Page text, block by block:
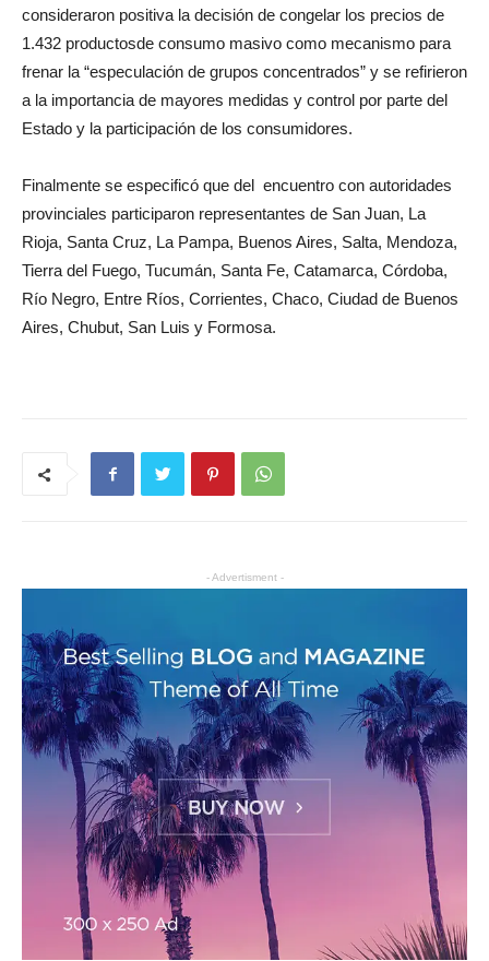
consideraron positiva la decisión de congelar los precios de
1.432 productosde consumo masivo como mecanismo para
frenar la “especulación de grupos concentrados” y se refirieron
a la importancia de mayores medidas y control por parte del
Estado y la participación de los consumidores.
Finalmente se especificó que del encuentro con autoridades
provinciales participaron representantes de San Juan, La
Rioja, Santa Cruz, La Pampa, Buenos Aires, Salta, Mendoza,
Tierra del Fuego, Tucumán, Santa Fe, Catamarca, Córdoba,
Río Negro, Entre Ríos, Corrientes, Chaco, Ciudad de Buenos
Aires, Chubut, San Luis y Formosa.
- Advertisment -